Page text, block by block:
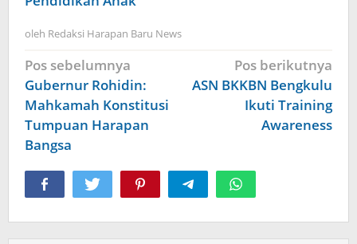
oleh Redaksi Harapan Baru News
Navigasi
pos
Pos sebelumnya
Gubernur Rohidin:
Mahkamah Konstitusi
Tumpuan Harapan
Bangsa
Pos berikutnya
ASN BKKBN Bengkulu
Ikuti Training
Awareness